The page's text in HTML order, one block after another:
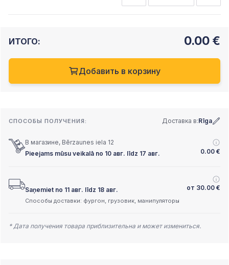
ИТОГО: 0.00 €
Добавить в корзину
СПОСОБЫ ПОЛУЧЕНИЯ: Доставка в:Rīga
В магазине, Bērzaunes iela 12
Pieejams mūsu veikalā no 10 авг. līdz 17 авг.
0.00 €
Saņemiet no 11 авг. līdz 18 авг. от 30.00 €
Способы доставки: фургон, грузовик, манипуляторы
* Дата получения товара приблизительна и может измениться.